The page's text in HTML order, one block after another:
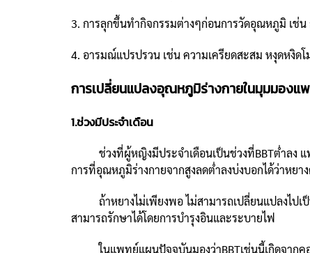
3. การลุกขึ้นทำกิจกรรมต่างๆก่อนการวัดอุณหภูมิ เช่
4. อารมณ์แปรปรวน เช่น ความเครียดสะสม หงุดหงิดโ
การเปลี่ยนแปลงอุณหภูมิร่างกายในมุมมองแ
1.ช่วงมีประจำเดือน
ช่วงที่ผู้หญิงมีประจำเดือนเป็นช่วงที่BBTต่ำลง แพ
การที่อุณหภูมิร่างกายจากสูงลดต่ำลงบ่งบอกได้ว่าหย
ถ้าหยางไม่เพียงพอ ไม่สามารถเปลี่ยนแปลงไปเป็
สามารถรักษาได้โดยการบำรุงอินและระบายไฟ
ในแพทย์แผนปัจจุบันมองว่าBBTเช่นนี้เกิดจากคอ